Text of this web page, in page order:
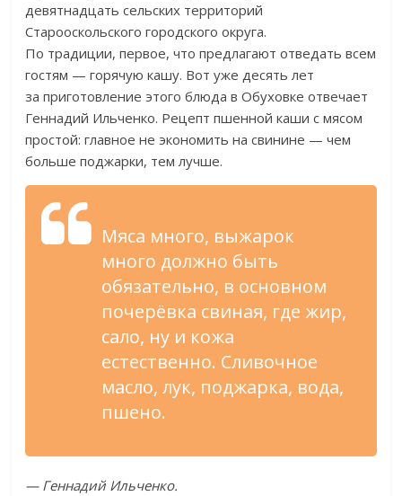
девятнадцать сельских территорий
Старооскольского городского округа.
По традиции, первое, что предлагают отведать всем
гостям — горячую кашу. Вот уже десять лет
за приготовление этого блюда в Обуховке отвечает
Геннадий Ильченко. Рецепт пшенной каши с мясом
простой: главное не экономить на свинине — чем
больше поджарки, тем лучше.
Мяса много, выжарок
много должно быть
обязательно, в основном
почерёвка свиная, где жир,
сало, ну и кожа
естественно. Сливочное
масло, лук, поджарка, вода,
пшено.
— Геннадий Ильченко.